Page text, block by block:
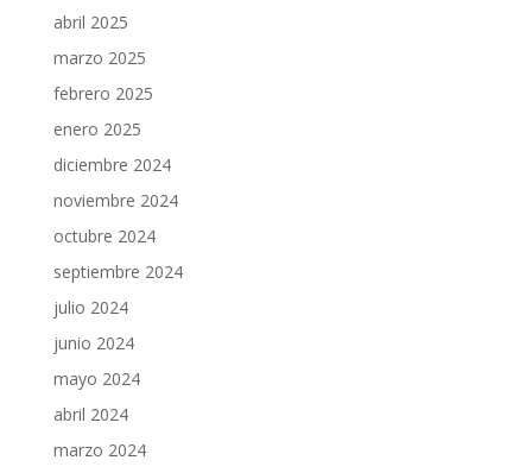
abril 2025
marzo 2025
febrero 2025
enero 2025
diciembre 2024
noviembre 2024
octubre 2024
septiembre 2024
julio 2024
junio 2024
mayo 2024
abril 2024
marzo 2024